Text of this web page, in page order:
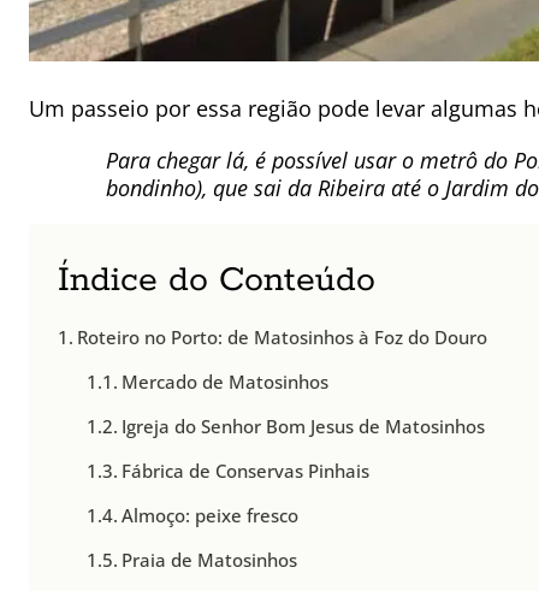
Um passeio por essa região pode levar
Para chegar lá, é possível usar o metrô do
bondinho), que sai da Ribeira até o Jardim
Índice do Conteúdo
Roteiro no Porto: de Matosinhos à Foz do Douro
Mercado de Matosinhos
Igreja do Senhor Bom Jesus de Matosinhos
Fábrica de Conservas Pinhais
Almoço: peixe fresco
Praia de Matosinhos